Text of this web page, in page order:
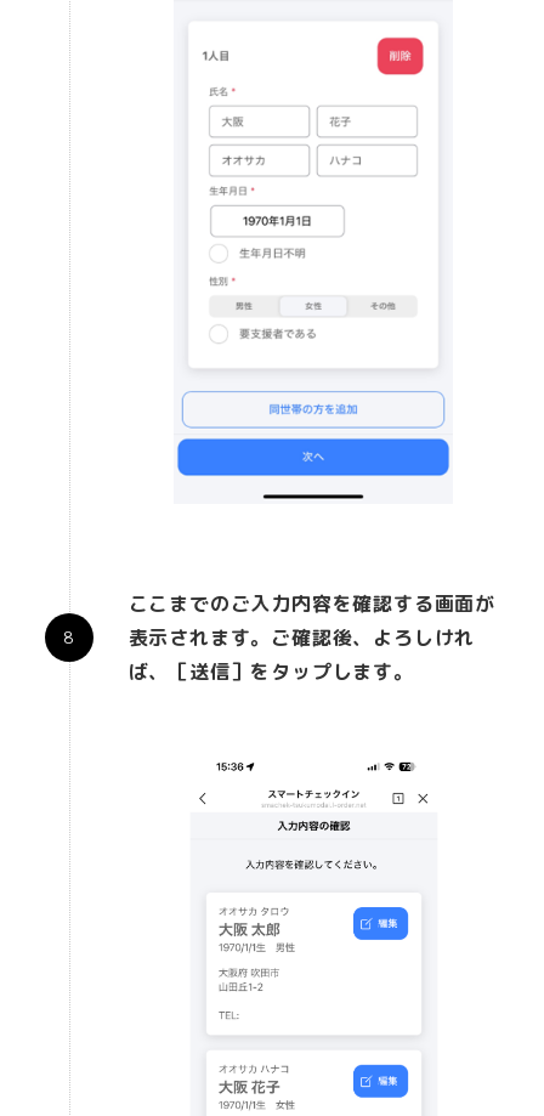
ここまでのご入力内容を確認する画面が
表示されます。ご確認後、よろしけれ
ば、［送信］をタップします。